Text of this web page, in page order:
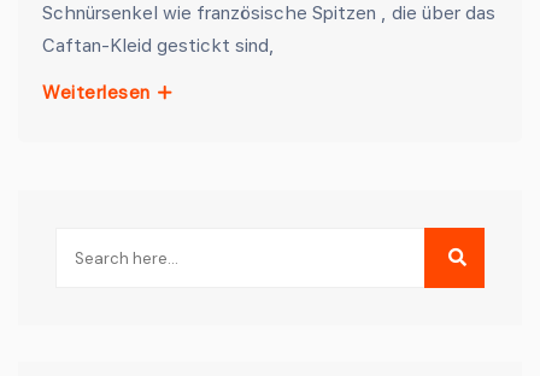
Schnürsenkel wie französische Spitzen , die über das
Caftan-Kleid gestickt sind,
Weiterlesen